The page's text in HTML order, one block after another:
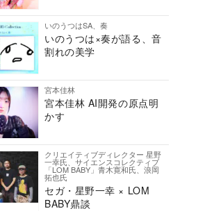
いのうつはSA、奏
いのうつは×奏が語る、音
割れの美学
宮本佳林
宮本佳林 AI開発の原点明
かす
クリエイティブディレクター 星野
一幸氏、サイエンスコレクティブ
「LOM BABY」青木寛和氏、浪岡
拓也氏
セガ・星野一幸 × LOM
BABY鼎談